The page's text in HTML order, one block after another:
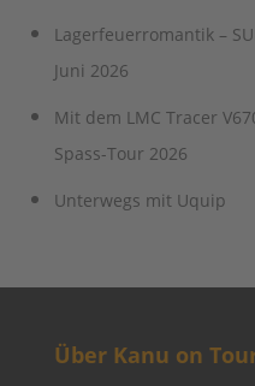
Lagerfeuerromantik –
Juni 2026
Mit dem LMC Tracer
Spass-Tour 2026
Unterwegs mit Uquip
Über Kanu on